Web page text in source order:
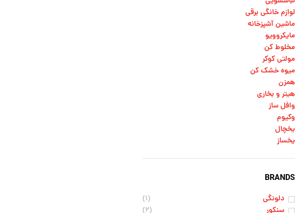
لوازم خانگی برقی
ماشین آشپزخانه
مایکروویو
مخلوط کن
مولتی کوکر
میوه خشک کن
همزن
هیتر و بخاری
وافل ساز
وکیوم
یخچال
یخساز
BRANDS
دلونگی
(۱)